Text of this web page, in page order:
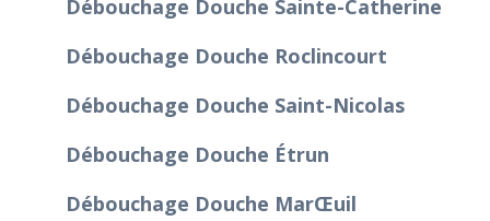
Débouchage Douche Sainte-Catherine
Débouchage Douche Roclincourt
Débouchage Douche Saint-Nicolas
Débouchage Douche Étrun
Débouchage Douche Marœuil